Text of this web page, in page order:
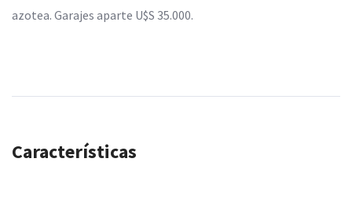
azotea. Garajes aparte U$S 35.000.
Características